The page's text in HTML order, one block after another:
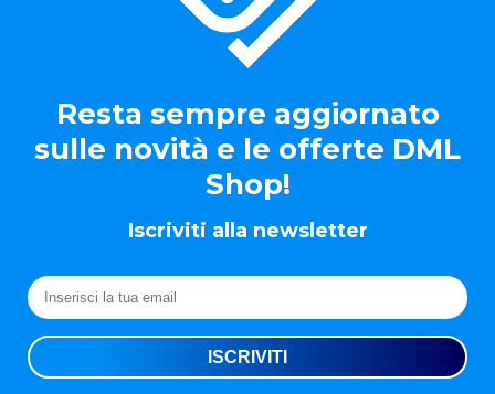
Resta sempre aggiornato
sulle novità e le offerte DML
Shop!
Iscriviti alla newsletter